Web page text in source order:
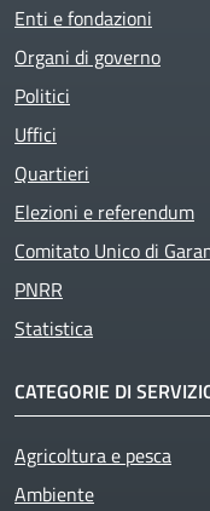
Enti e fondazioni
Organi di governo
Politici
Uffici
Quartieri
Elezioni e referendum
Comitato Unico di
PNRR
Statistica
CATEGORIE DI
Agricoltura e pesca
Ambiente